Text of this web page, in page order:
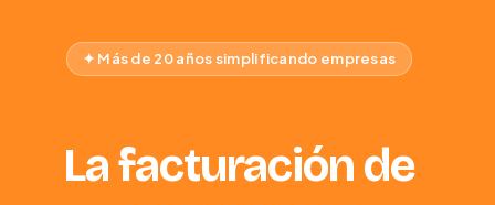
✦ Más de 20 años simplificando empresas
La facturación de